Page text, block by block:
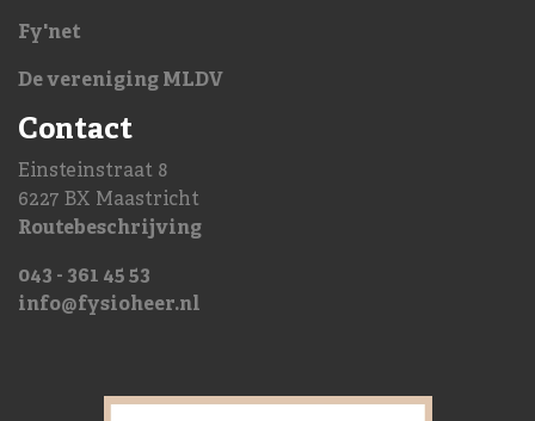
Fy'net
De vereniging MLDV
Contact
Einsteinstraat 8
6227 BX Maastricht
Routebeschrijving
043 - 361 45 53
info@fysioheer.nl